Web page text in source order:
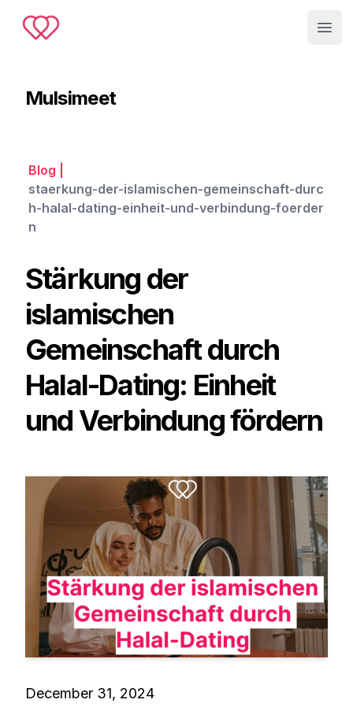
Muslimeet
Mulsimeet
Blog
staerkung-der-islamischen-gemeinschaft-durc
h-halal-dating-einheit-und-verbindung-foerder
n
Stärkung der
islamischen
Gemeinschaft durch
Halal-Dating: Einheit
und Verbindung fördern
December 31, 2024